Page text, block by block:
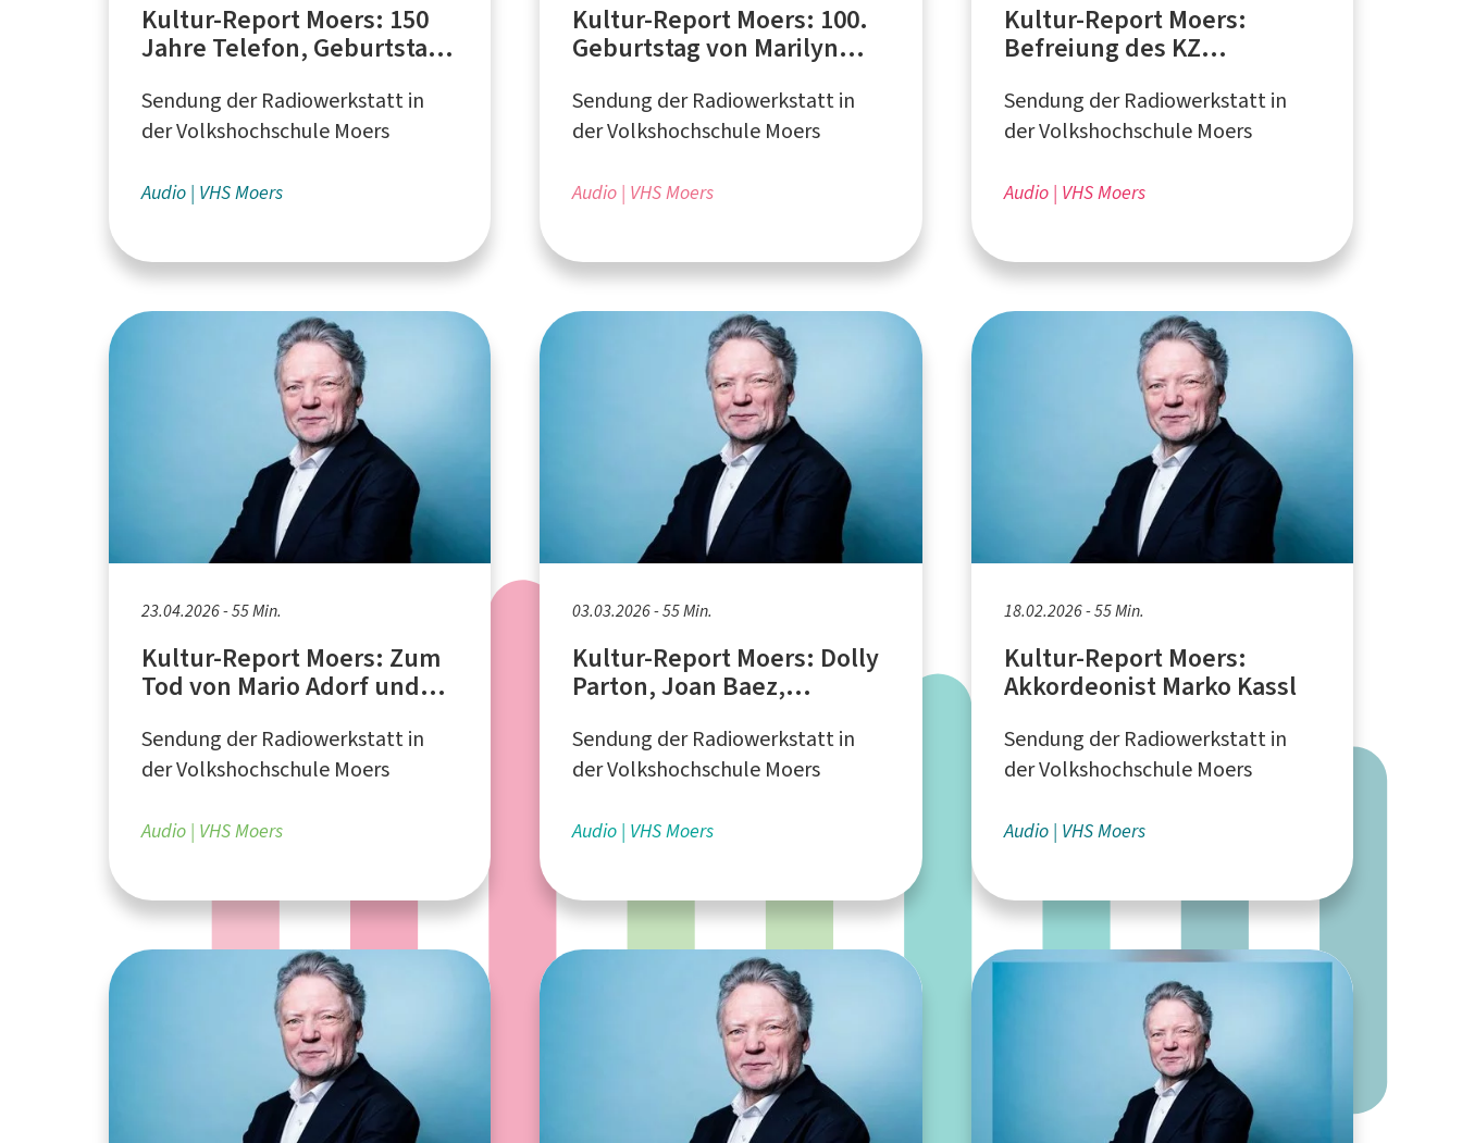
Kultur-Report Moers: 150
Jahre Telefon, Geburtstage
und Rafik Schami
Sendung der Radiowerkstatt in
der Volkshochschule Moers
Audio VHS Moers
Kultur-Report Moers: 100.
Geburtstag von Marilyn
Gedenken an Angelika
Domröse
Sendung der Radiowerkstatt in
der Volkshochschule Moers
Audio VHS Moers
Kultur-Report Moers:
Befreiung des KZ
feiern runde Geburtstage
Sendung der Radiowerkstatt in
der Volkshochschule Moers
Audio VHS Moers
23.04.2026 - 55 Min.
Kultur-Report Moers: Zum
Tod von Mario Adorf und
Wolfgang Niedecken
Sendung der Radiowerkstatt in
der Volkshochschule Moers
Audio VHS Moers
03.03.2026 - 55 Min.
Kultur-Report Moers: Dolly
Parton, Joan Baez,
Sendung der Radiowerkstatt in
der Volkshochschule Moers
Audio VHS Moers
18.02.2026 - 55 Min.
Kultur-Report Moers:
Akkordeonist Marko Kassl
Sendung der Radiowerkstatt in
der Volkshochschule Moers
Audio VHS Moers